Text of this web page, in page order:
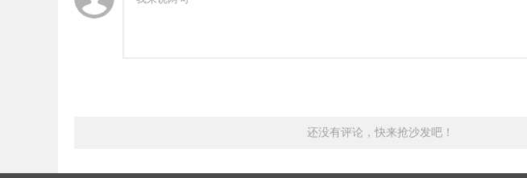
还没有评论，快来抢沙发吧！